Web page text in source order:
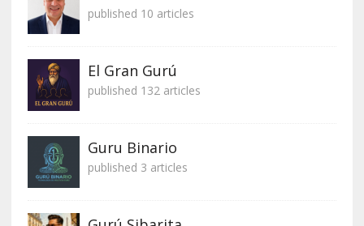
published 10 articles
El Gran Gurú
published 132 articles
Guru Binario
published 3 articles